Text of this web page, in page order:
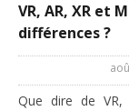
VR, AR, XR et
différences ?
Que dire de